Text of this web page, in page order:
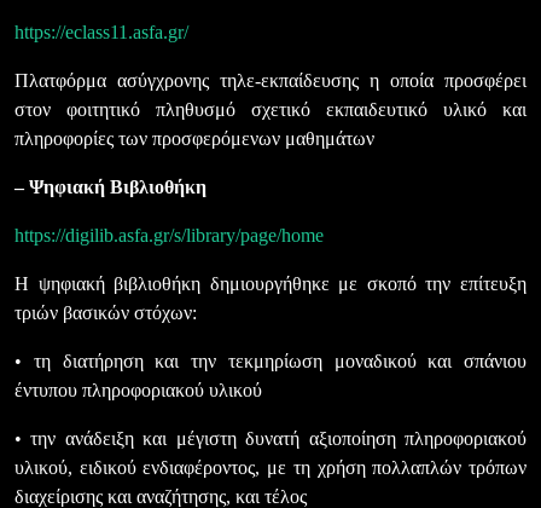
https://eclass11.asfa.gr/
Πλατφόρμα ασύγχρονης τηλε-εκπαίδευσης η οποία προσφέρει
στον φοιτητικό πληθυσμό σχετικό εκπαιδευτικό υλικό και
πληροφορίες των προσφερόμενων μαθημάτων
– Ψηφιακή Βιβλιοθήκη
https://digilib.asfa.gr/s/library/page/home
Η ψηφιακή βιβλιοθήκη δημιουργήθηκε με σκοπό την επίτευξη
τριών βασικών στόχων:
• τη διατήρηση και την τεκμηρίωση μοναδικού και σπάνιου
έντυπου πληροφοριακού υλικού
• την ανάδειξη και μέγιστη δυνατή αξιοποίηση πληροφοριακού
υλικού, ειδικού ενδιαφέροντος, με τη χρήση πολλαπλών τρόπων
διαχείρισης και αναζήτησης, και τέλος